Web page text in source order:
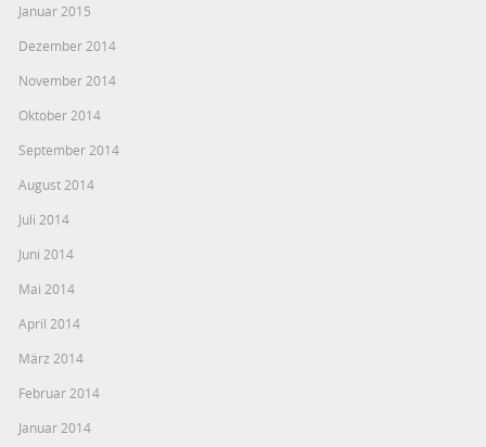
Januar 2015
Dezember 2014
November 2014
Oktober 2014
September 2014
August 2014
Juli 2014
Juni 2014
Mai 2014
April 2014
März 2014
Februar 2014
Januar 2014